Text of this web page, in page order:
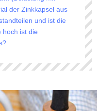
der Zinkkapsel aus
und ist die
hoch ist die